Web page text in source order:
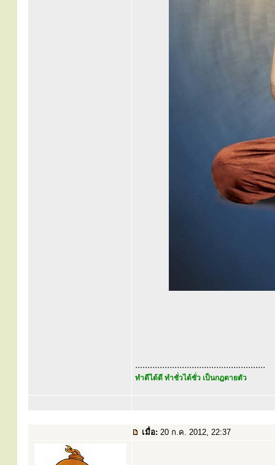
.....................................................
ทำดีได้ดี ทำชั่วได้ชั่ว เป็นกฎตายตัว
เมื่อ: 20 ก.ค. 2012, 22:37